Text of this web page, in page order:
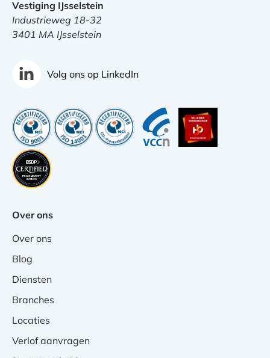
Vestiging IJsselstein
Industrieweg 18-32
3401 MA IJsselstein
Volg ons op LinkedIn
Over ons
Over ons
Blog
Diensten
Branches
Locaties
Verlof aanvragen